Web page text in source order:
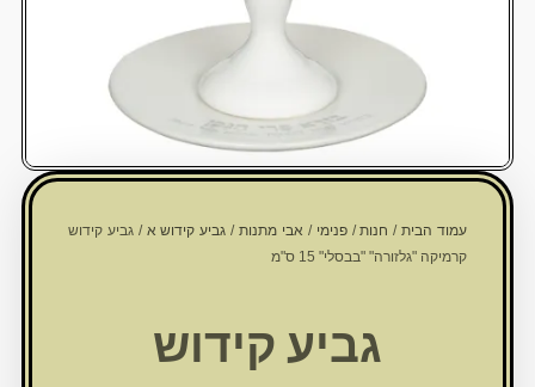
עמוד הבית/חנות/פנימי/אבי מתנות/גביע קידוש א/ גביע קידוש
קרמיקה "גלזורה" "בבסלי" 15 ס"מ
גביע קידוש